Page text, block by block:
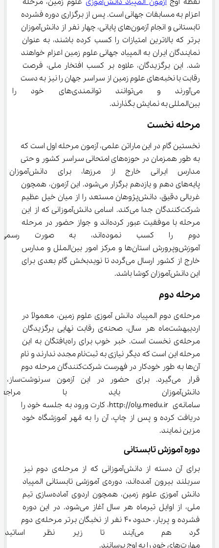
اعزام به مسابقات جهانی است. پس از برگزاری دوره فشرده
تابستانی و انجام آزمون‌های پایانی، چهار نفر از دانش‌آموزان
برتر که بالاترین امتیازات را کسب کرده باشند، به عنوان
نمایندگان ایران به المپیاد جهانی علوم زمین اعزام خواهند
شد. این برگزیدگان، علاوه بر کسب افتخار ملی، فرصت
رقابت با نخبه‌های علوم زمین از سراسر جهان را نیز به دست
می‌آورند و می‌توانند
بین‌المللی به نمایش بگذارند.
مرحله‌ نخست
نخستین گام در این ماراتن علمی، آزمون مرحله اول است که
به طور همزمان در حوزه‌های امتحانی سراسر کشور و حتی
مدارس ایرانی خارج از مرزها،
پایه‌های دهم و یازدهم برگزار می‌شود. این آزمون، همچون
غربالی دقیق، دانش‌پژوهان مستعد را از میان خیل عظیم
شرکت‌کنندگان جدا می‌کند. اسامی دانش‌آموزانی که از این
مرحله با موفقیت عبور کرده‌اند و جواز حضور در مرحله
دوم را کسب نموده‌اند، به
آموزش‌وپرورش استان‌ها و مرکز امور بین‌الملل و مدارس
خارج از کشور ارسال می‌گردد تا نویدبخش گام بعدی برای
این دانش‌آموزان کوشا باشد.
مرحله‌ دوم
مرحله‌ی دوم المپیاد دانش آموزی علوم زمین، معمولاً در
اردیبهشت‌ماه هر سال، صحنه‌ی رقابت نهایی برگزیدگان
مرحله‌ی نخست است. خبر خوب برای راه‌یافتگان به این
مرحله این است که دیگر نیازی به ثبت‌نام مجدد ندارند و نام
آن‌ها به طور خودکار در فهرست شرکت‌کنندگان مرحله دوم
قرار می‌گیرد. برای حضور در این آزمون سرنوشت‌ساز،
دانش‌آموزان باید با
سامانه‌ی http://oly.medu.ir، کارت ورود به جلسه خود را
دریافت کرده و پس از چاپ، آن را به مُهر آموزشگاه خود
مزین نمایند.
دوره آموزش تابستانی
برای آن دسته از دانش‌آموزانی که از مرحله‌ی دوم نیز
سربلند بیرون آمده‌اند، دوره‌ی آموزشی تابستانی المپیاد
دانش آموزی علوم زمین، همچون اردوی آماده‌سازی تیم
ملی، از اوایل تیرماه هر سال آغاز می‌شود. در این دوره
فشرده و پربار، حدود ۴۰ نفر از نخبگان برتر مرحله‌ی دوم
گرد هم می‌آیند تا زیر نظر
مهارت‌های خود را به اوج برسانند.